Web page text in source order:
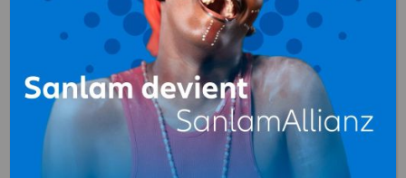
THEBAULT
TRANSBOIS
Bois (négoce et
exportation)
B.P. 18 028 Libreville
Gabon
+(241)011 705 855